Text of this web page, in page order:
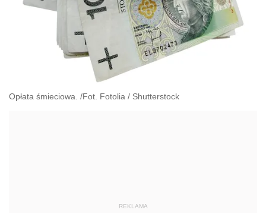
Opłata śmieciowa. /Fot. Fotolia / Shutterstock